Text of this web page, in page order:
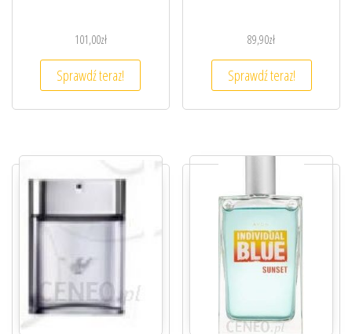
101,00zł
Sprawdź teraz!
89,90zł
Sprawdź teraz!